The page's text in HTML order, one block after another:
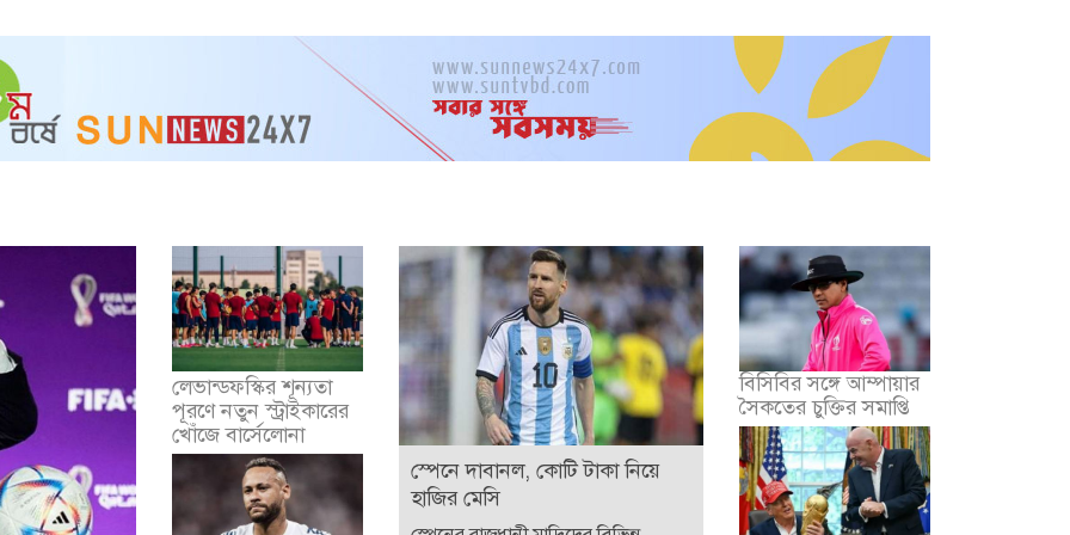
লেভান্ডফস্কির শূন্যতা
পূরণে নতুন স্ট্রাইকারের
খোঁজে বার্সেলোনা
স্পেনে দাবানল, কোটি টাকা নিয়ে
হাজির মেসি
বিসিবির সঙ্গে আম্পায়ার
সৈকতের চুক্তির সমাপ্তি